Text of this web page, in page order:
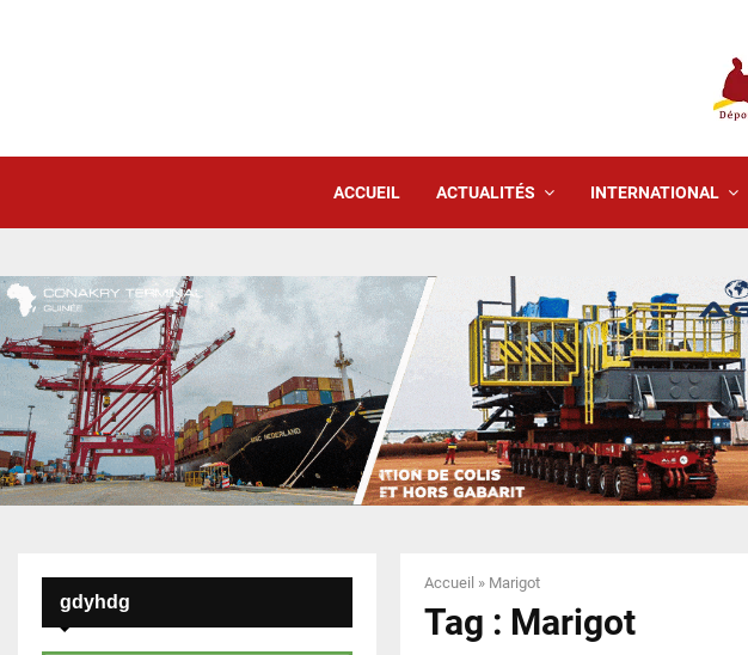
ACCUEIL ACTUALITÉS INTERNATIONAL
Accueil » Marigot
Tag : Marigot
gdyhdg